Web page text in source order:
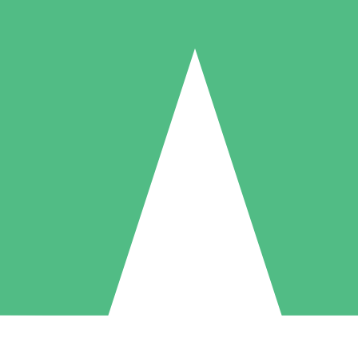
Packs de Crédits Individuels
à l'utilisation avec des crédits de téléchargement. Sans engagement
5 Téléchargements
US$